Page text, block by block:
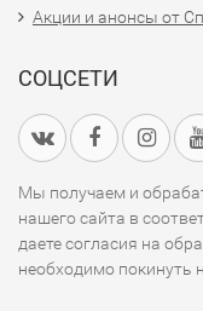
Акции и анонсы от
СОЦСЕТИ
Мы получаем и
нашего сайта в
даете согласия на
необходимо покинуть